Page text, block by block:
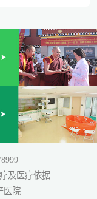
及医疗依据
医院